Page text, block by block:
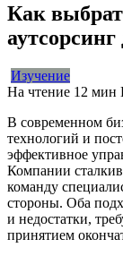
Как
Изучение
На чтение 12 мин
В современном
технологий и
эффективное
Компании
команду
стороны. Оба
и недостатки,
принятием